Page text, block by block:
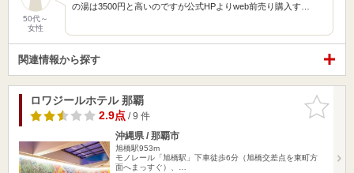
50代～
女性
の湯は3500円と高いのですが公式HPよりweb前売り購入す…
関連情報から探す
お気に入
りに追加
ロワジールホテル 那覇
2.9点/ 9 件
沖縄県 / 那覇市
旭橋駅953m
モノレール「旭橋駅」下車徒歩6分（旭橋交差点を東町方
面へまっすぐ）、…